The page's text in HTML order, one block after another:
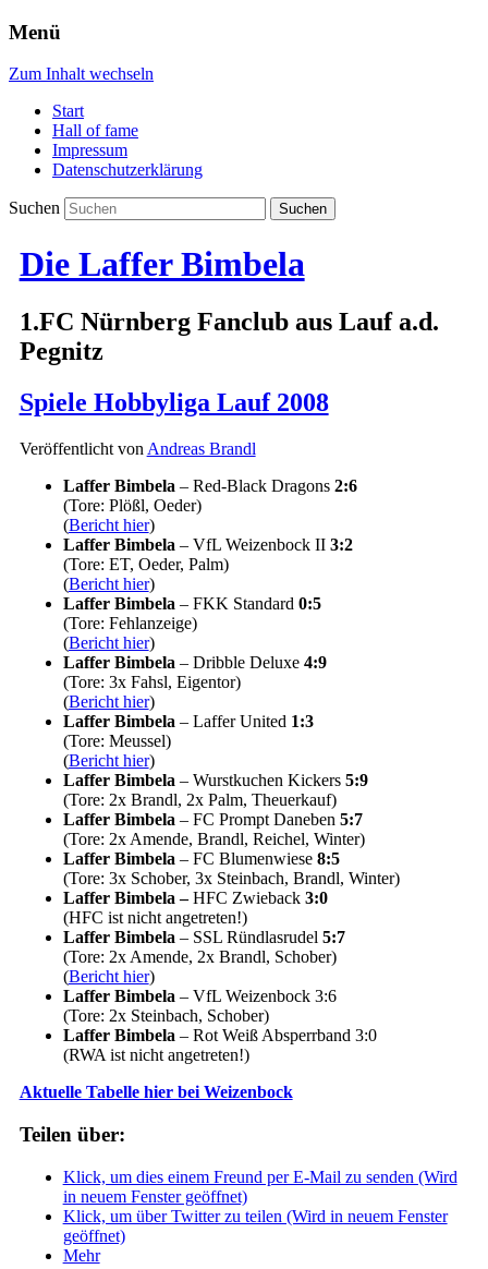
Menü
Zum Inhalt wechseln
Start
Hall of fame
Impressum
Datenschutzerklärung
Suchen
Die Laffer Bimbela
1.FC Nürnberg Fanclub aus Lauf a.d.
Pegnitz
Spiele Hobbyliga Lauf 2008
Veröffentlicht von Andreas Brandl
Laffer Bimbela – Red-Black Dragons 2:6
(Tore: Plößl, Oeder)
(Bericht hier)
Laffer Bimbela – VfL Weizenbock II 3:2
(Tore: ET, Oeder, Palm)
(Bericht hier)
Laffer Bimbela – FKK Standard 0:5
(Tore: Fehlanzeige)
(Bericht hier)
Laffer Bimbela – Dribble Deluxe 4:9
(Tore: 3x Fahsl, Eigentor)
(Bericht hier)
Laffer Bimbela – Laffer United 1:3
(Tore: Meussel)
(Bericht hier)
Laffer Bimbela – Wurstkuchen Kickers 5:9
(Tore: 2x Brandl, 2x Palm, Theuerkauf)
Laffer Bimbela – FC Prompt Daneben 5:7
(Tore: 2x Amende, Brandl, Reichel, Winter)
Laffer Bimbela – FC Blumenwiese 8:5
(Tore: 3x Schober, 3x Steinbach, Brandl, Winter)
Laffer Bimbela –HFC Zwieback 3:0
(HFC ist nicht angetreten!)
Laffer Bimbela – SSL Ründlasrudel 5:7
(Tore: 2x Amende, 2x Brandl, Schober)
(Bericht hier)
Laffer Bimbela – VfL Weizenbock 3:6
(Tore: 2x Steinbach, Schober)
Laffer Bimbela – Rot Weiß Absperrband 3:0
(RWA ist nicht angetreten!)
Aktuelle Tabelle hier bei Weizenbock
Teilen über:
Klick, um dies einem Freund per E-Mail zu senden (Wird
in neuem Fenster geöffnet)
Klick, um über Twitter zu teilen (Wird in neuem Fenster
geöffnet)
Mehr